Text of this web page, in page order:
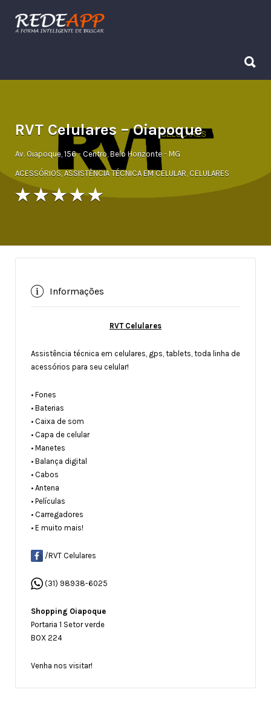
Procurar:
RVT Celulares – Oiapoque
Av. Oiapoque, 156 - Centro, Belo Horizonte - MG
ACESSÓRIOS, ASSISTÊNCIA TÉCNICA EM CELULAR, CELULARES
Informações
RVT Celulares
Assistência técnica em celulares, gps, tablets, toda linha de
acessórios para seu celular!
• Fones
• Baterias
• Caixa de som
• Capa de celular
• Manetes
• Balança digital
• Cabos
• Antena
• Películas
• Carregadores
• E muito mais!
/RVT Celulares
(31) 98938-6025
Shopping Oiapoque
Portaria 1 Setor verde
BOX 224
Venha nos visitar!